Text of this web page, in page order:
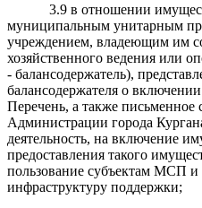
3.9 в отношении
муниципальным унитарным
учреждением, владеющим им
хозяйственного ведения или
- балансодержатель),
балансодержателя о
Перечень, а также письменное
Администрации города
деятельность, на включение
предоставления такого
пользование субъектам МСП
инфраструктуру поддержки;